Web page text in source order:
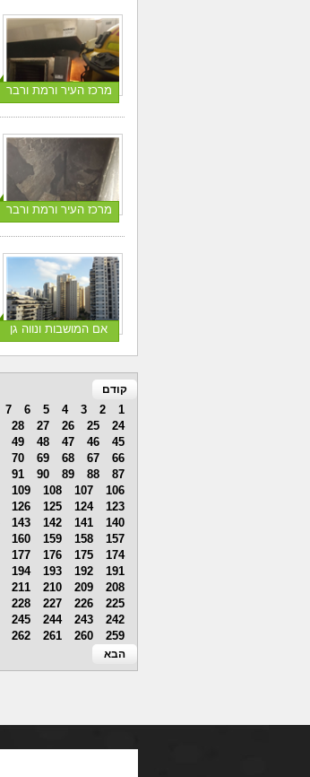
מרכז העיר ורמת ורבר
מרכז העיר ורמת ורבר
אם המושבות ונווה גן
קודם
1
2
3
4
5
6
7
24
25
26
27
28
45
46
47
48
49
66
67
68
69
70
87
88
89
90
91
106
107
108
109
123
124
125
126
140
141
142
143
157
158
159
160
174
175
176
177
191
192
193
194
208
209
210
211
225
226
227
228
242
243
244
245
259
260
261
262
הבא